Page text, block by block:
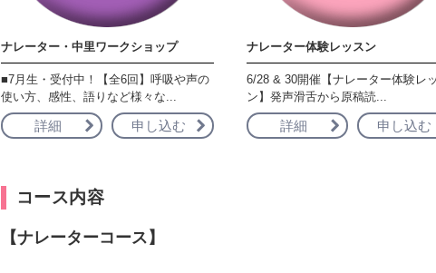
ナレーター・中里ワークショップ
■7月生・受付中！【全6回】呼吸や声の
使い方、感性、語りなど様々な...
詳細 申し込む
ナレーター体験レッスン
6/28 & 30開催【ナレーター体験レ
ン】発声滑舌から原稿読...
詳細 申し込む
コース内容
【ナレーターコース】